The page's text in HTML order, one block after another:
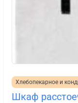
Хлебопекарное и
Шкаф